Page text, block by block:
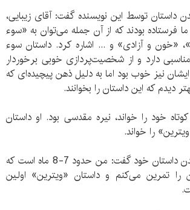
داستان توسط این نویسنده گفت: آقای زیبایی،
فرستاده بودند که از آن جمله می‌توان به «سوء
«خون و آزادی» و ... اشاره کرد. داستان سوء
دارد و از شخصیت‌پردازی خوبی برخوردار
ایشان نیز خوب بود اما به دلیل ذهن پیچیده‌ای که
دیدم که این داستان را بخوانند.
خود را خواند، نیره مقدسی بود. او داستان
را خواند.
مقدسی قبل از خواندن داستان خود گفت: من حدود 7-8 ماه است که
را تمرین می‌کنم و داستان «ویترین» اولین